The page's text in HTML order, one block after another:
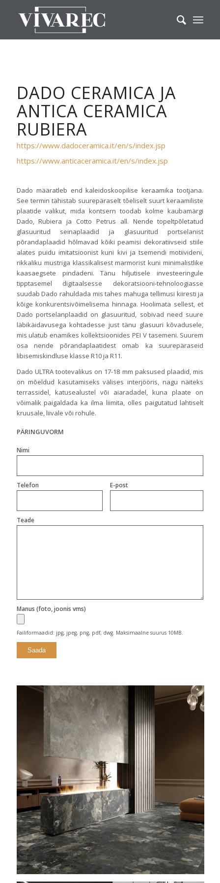
DADO CERAMICA JA
ANTICA CERAMICA
RUBIERA
https://www.dadoceramica.it/en/s/index.jsp
https://www.anticaceramica.it/en/s/index.jsp
Dado määratleb end kaleidoskoopilise keraamika tootjana.
See termin tähistab suurepäraselt tõeliselt suurt keraamiliste
plaatide valikut, mida kontsern toodab kolme kaubamärgi
Dado, Rubiera ja Cotto Petrus all. Nende topeltpõletatud
glasuuritud seinaplaadid ja glasuuritud portselanist
põrandaplaadid hõlmavad kõiki peamisi dekoratiivseid stiile
alates puidu imitatsioonist kuni kivi ja tsemendi motiivideni,
rikkaliku mustriga klassikalisest marmorist kuni minimalistlike
kaasaegsete pindadeni. Tänu hiljutisele investeeringule
tipptasemel digitaalsesse dekoratsiooni-tehnoloogiasse
suudab Dado rahuldada mis tahes mahuga tellimusi kiiresti ja
kõige konkurentsivõimelisema hinnaga. Hoolimata sellest, et
Dado portselanplaadid on glasuuritud, sobivad need suure
läbikäidavusega kohtadesse just tänu glasuuri kõvadusele,
mis ulatub enamikes kollektsioonides PEI V tasemeni. Suurem
osa nende põrandaplaatidest omab ka suurepäraseid
libisemiskindluse klasse R10 ja R11.
Dado ULTRA tootevalikus on 17-18 mm paksused plaadid, mis
on mõeldud kasutamiseks välises interjööris, nagu näiteks
terrassidel, katusealustel või aiaradadel, kuna plaate on
võimalik paigaldada ka ilma liimita, olles paigutatud lahtiselt
kruusale, liivale või rohule.
PÄRINGUVORM
Nimi
Telefon E-post
Teade
Manus (foto, joonis vms)
Failiformaadid: jpg, jpeg, png, pdf, dwg. Maksimaalne suurus 10MB.